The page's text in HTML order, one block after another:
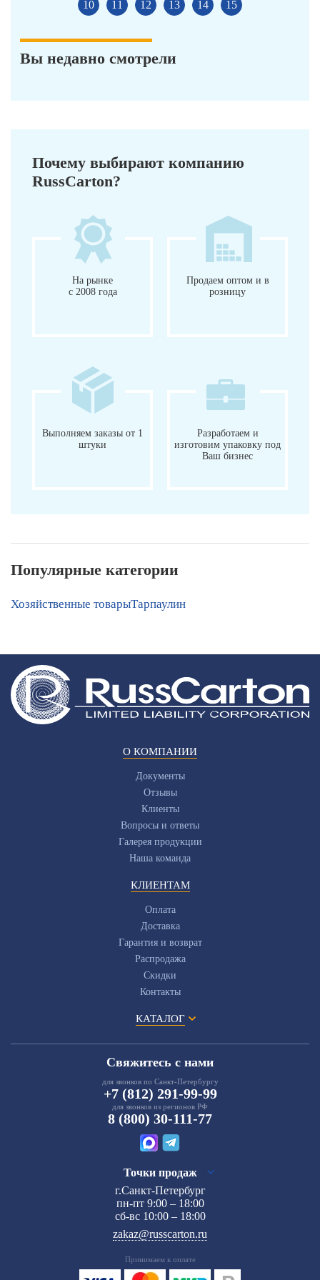
10
11 12 13 14 15
Вы недавно смотрели
Почему выбирают компанию
RussCarton?
На рынке
с 2008 года
Продаем оптом и в
розницу
Выполняем заказы от 1
штуки
Разработаем и
изготовим упаковку под
Ваш бизнес
Популярные категории
Хозяйственные товарыТарпаулин
О КОМПАНИИ
Документы
Отзывы
Клиенты
Вопросы и ответы
Галерея продукции
Наша команда
КЛИЕНТАМ
Оплата
Доставка
Гарантия и возврат
Распродажа
Скидки
Контакты
КАТАЛОГ
Свяжитесь с нами
для звонков по Санкт-Петербургу
+7 (812) 291-99-99
для звонков из регионов РФ
8 (800) 30-111-77
Точки продаж
г.Санкт-Петербург
пн-пт 9:00 – 18:00
сб-вс 10:00 – 18:00
zakaz@russcarton.ru
Принимаем к оплате